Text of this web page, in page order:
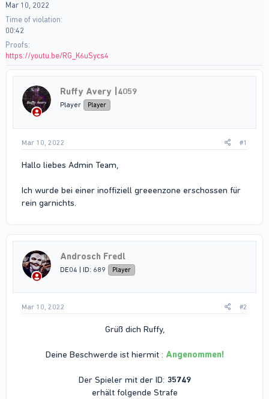
Mar 10, 2022
Time of violation
00:42
Proofs
https://youtu.be/RG_K6uSycs4
Ruffy Avery |4059
Player Player
Mar 10, 2022 #1
Hallo liebes Admin Team,
Ich wurde bei einer inoffiziell greeenzone erschossen für
rein garnichts.
Androsch Fredl
DE04 | ID: 689 Player
Mar 10, 2022 #2
Grüß dich Ruffy,
Deine Beschwerde ist hiermit : Angenommen!
Der Spieler mit der ID: 35749
erhält folgende Strafe